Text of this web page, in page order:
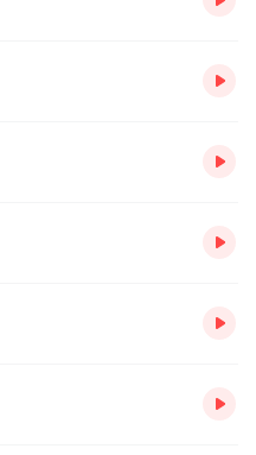
。不仅如此，海昕她们还找到